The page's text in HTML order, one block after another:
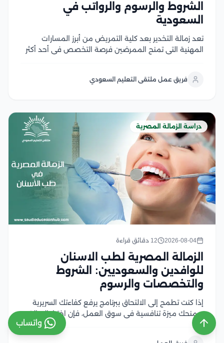
الشروط والرسوم والرواتب في
السعودية
تعد زمالة التخدير بعد كلية التمريض من أبرز المسارات
المهنية التي تمنح الممرضين فرصة التخصص في أحد أكثر
وفي هذا المقال سوف نتعرف على...
فريق عمل ملتقى التعليم السعودي
دراسة الزمالة المصرية
2026-08-04 12 دقائق قراءة
الزمالة المصرية لطب الاسنان
للوافدين والسعوديين: الشروط
والتخصصات والرسوم
إذا كنت تطمح إلى الالتحاق ببرنامج يرفع كفاءتك السريرية
ويمنحك ميزة تنافسية في سوق العمل، فإن اختيار الزمالة
المصرية لطب الاسنان قد يبدو معقدًا في ظل تعدد
الشروط والتخصصات وإجراءات التسجيل، ومع تزايد الإقبال
واتساب